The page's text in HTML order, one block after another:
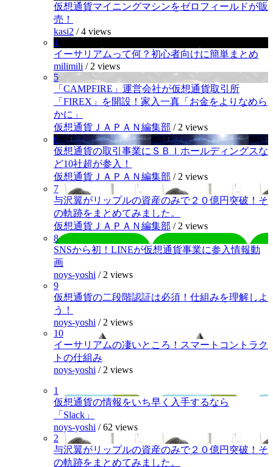
仮想通貨マイニングマシンをゼロフィールドが販
売！
kasi2 /4 views
4
イーサリアムって何？初心者向けに簡単まとめ
milimili / 2 views
5
「CAMPFIRE」運営会社が仮想通貨取引所
「FIREX」を開設！家入一真「お金をよりなめら
かに」
仮想通貨ＪＡＰＡＮ編集部 / 2 views
6
仮想通貨の取引事業にＳＢＩホールディングスな
ど10社超が参入！
仮想通貨ＪＡＰＡＮ編集部 / 2 views
7
与沢翼がリップルの資産のみで２０億円突破！そ
の軌跡をまとめてみました。
仮想通貨ＪＡＰＡＮ編集部 / 2 views
8
SNSから初！LINEが仮想通貨事業に参入情報動
画
noys-yoshi / 2 views
9
仮想通貨の二段階認証は必須！仕組みを理解しよ
う！
noys-yoshi / 2 views
10
イーサリアムの凄いところ！スマートコントラク
トの仕組み
noys-yoshi / 2 views
1
仮想通貨の情報をいち早く入手するなら
「Slack」
noys-yoshi /62 views
2
与沢翼がリップルの資産のみで２０億円突破！そ
の軌跡をまとめてみました。